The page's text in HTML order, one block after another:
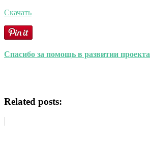
Скачать
Спасибо за помощь в развитии проекта
Related posts: